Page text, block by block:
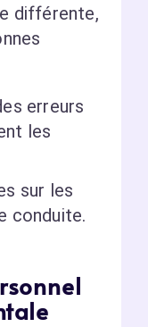
différente,
erreurs
les
sur les
conduite.